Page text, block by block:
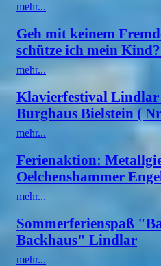
mehr...
Geh mit keinem
schütze ich mein
mehr...
Klavierfestival Lindlar
Burghaus Bielstein (
mehr...
Ferienaktion:
Oelchenshammer
mehr...
Sommerferienspaß
Backhaus" Lindlar
mehr...